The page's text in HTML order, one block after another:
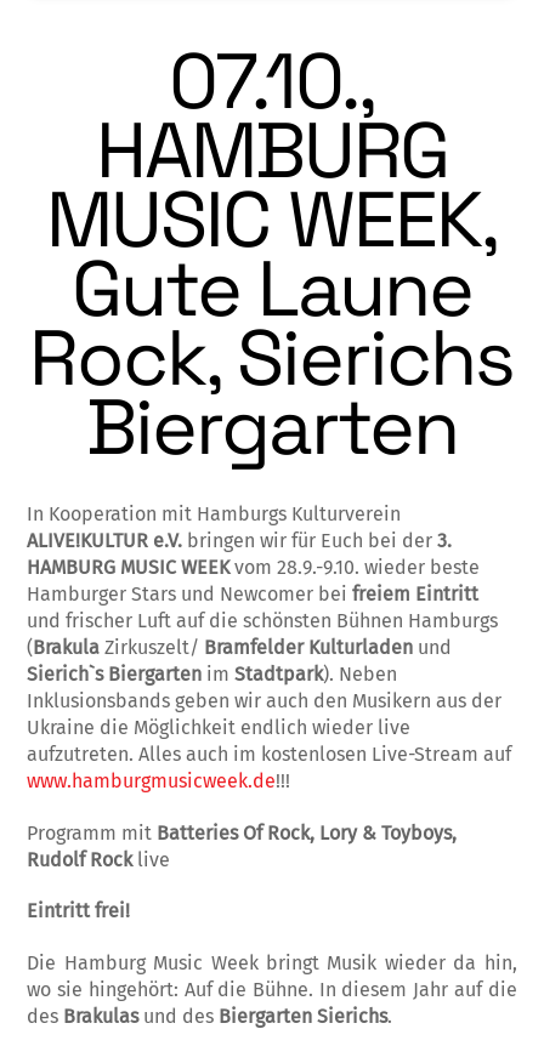
07.10.,
HAMBURG
MUSIC WEEK,
Gute Laune
Rock, Sierichs
Biergarten
In Kooperation mit Hamburgs Kulturverein
ALIVE!KULTUR e.V. bringen wir für Euch bei der3.
HAMBURG MUSIC WEEKvom 28.9.-9.10. wieder beste
Hamburger Stars und Newcomer beifreiem Eintritt
und frischer Luft auf die schönsten Bühnen Hamburgs
(Brakula Zirkuszelt/ Bramfelder Kulturladen und
Sierich`s Biergarten imStadtpark). Neben
Inklusionsbands geben wir auch den Musikern aus der
Ukraine die Möglichkeit endlich wieder live
aufzutreten. Alles auch im kostenlosen Live-Stream auf
www.hamburgmusicweek.de!!!
Programm mit Batteries Of Rock, Lory & Toyboys,
Rudolf Rock live
Eintritt frei!
Die Hamburg Music Week bringt Musik wieder da hin,
wo sie hingehört: Auf die Bühne. In diesem Jahr auf die
des Brakulasund des Biergarten Sierichs.